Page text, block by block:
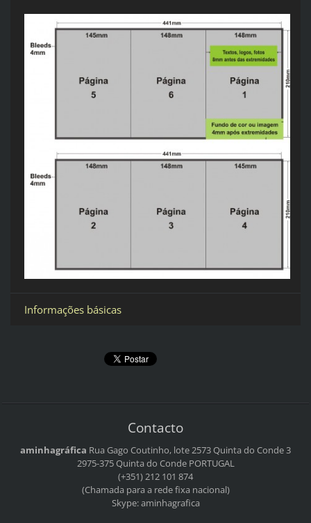
Informações básicas
Contacto
aminhagráfica Rua Gago Coutinho, lote 2573Quinta do Conde 3
2975-375 Quinta do CondePORTUGAL
(+351) 212 101 874
(Chamada para a rede fixa nacional)
Skype: aminhagrafica